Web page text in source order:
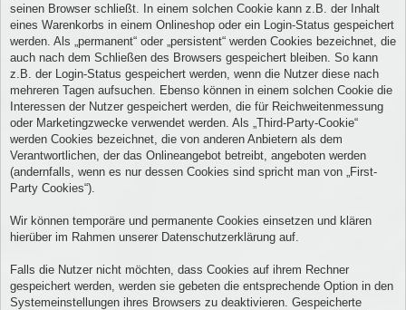
seinen Browser schließt. In einem solchen Cookie kann z.B. der Inhalt
eines Warenkorbs in einem Onlineshop oder ein Login-Status gespeichert
werden. Als „permanent“ oder „persistent“ werden Cookies bezeichnet, die
auch nach dem Schließen des Browsers gespeichert bleiben. So kann
z.B. der Login-Status gespeichert werden, wenn die Nutzer diese nach
mehreren Tagen aufsuchen. Ebenso können in einem solchen Cookie die
Interessen der Nutzer gespeichert werden, die für Reichweitenmessung
oder Marketingzwecke verwendet werden. Als „Third-Party-Cookie“
werden Cookies bezeichnet, die von anderen Anbietern als dem
Verantwortlichen, der das Onlineangebot betreibt, angeboten werden
(andernfalls, wenn es nur dessen Cookies sind spricht man von „First-
Party Cookies“).
Wir können temporäre und permanente Cookies einsetzen und klären
hierüber im Rahmen unserer Datenschutzerklärung auf.
Falls die Nutzer nicht möchten, dass Cookies auf ihrem Rechner
gespeichert werden, werden sie gebeten die entsprechende Option in den
Systemeinstellungen ihres Browsers zu deaktivieren. Gespeicherte